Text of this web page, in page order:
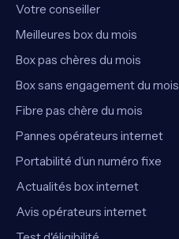
Votre conseiller
Meilleures box du mois
Box pas chères du mois
Box sans engagement du mois
Fibre pas chère du mois
Pannes opérateurs internet
Portabilité d’un numéro fixe
Actualités box internet
Avis opérateurs internet